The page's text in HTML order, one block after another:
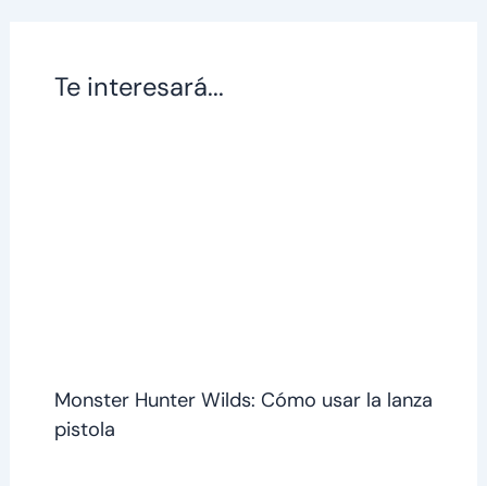
Te interesará...
Monster Hunter Wilds: Cómo usar la lanza
pistola